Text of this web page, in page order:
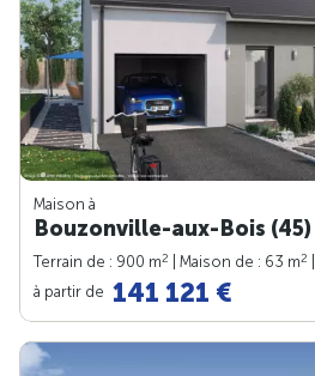
Maison à
Bouzonville-aux-Bois (45)
Terrain de : 900 m2 | Maison de : 63 m2
à partir de 141 121 €